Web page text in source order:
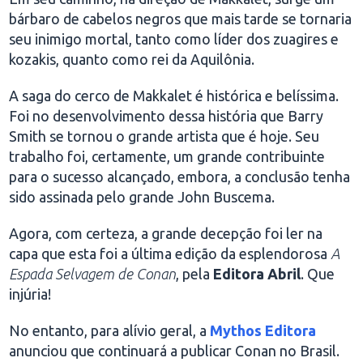
bárbaro de cabelos negros que mais tarde se tornaria
seu inimigo mortal, tanto como líder dos zuagires e
kozakis, quanto como rei da Aquilônia.
A saga do cerco de Makkalet é histórica e belíssima.
Foi no desenvolvimento dessa história que Barry
Smith se tornou o grande artista que é hoje. Seu
trabalho foi, certamente, um grande contribuinte
para o sucesso alcançado, embora, a conclusão tenha
sido assinada pelo grande John Buscema.
Agora, com certeza, a grande decepção foi ler na
capa que esta foi a última edição da esplendorosa A
Espada Selvagem de Conan, pela Editora Abril. Que
injúria!
No entanto, para alívio geral, a Mythos Editora
anunciou que continuará a publicar Conan no Brasil.